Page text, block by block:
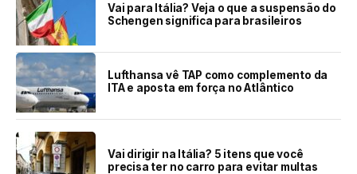
Vai para Itália? Veja o que a suspensão do
Schengen significa para brasileiros
Lufthansa vê TAP como complemento da
ITA e aposta em força no Atlântico
Vai dirigir na Itália? 5 itens que você
precisa ter no carro para evitar multas